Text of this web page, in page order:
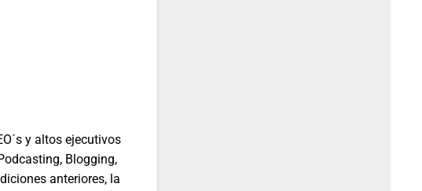
y altos ejecutivos
Blogging,
anteriores, la